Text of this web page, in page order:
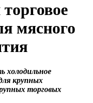
мясного
крупных
торговых